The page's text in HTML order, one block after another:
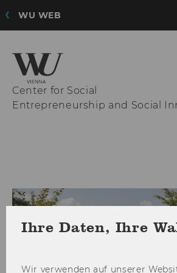
WU WEB
Center for Social
Entrepreneurship and Social
Ihre Daten, Ihre
Wir ver­wen­den auf un­se­rer